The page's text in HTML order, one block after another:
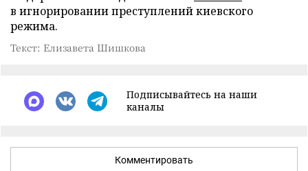
в игнорировании преступлений киевского
режима.
Текст: Елизавета Шишкова
Подписывайтесь на наши
каналы
Комментировать